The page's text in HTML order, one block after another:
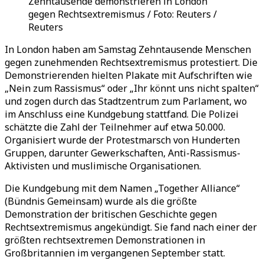
gegen Rechtsextremismus / Foto: Reuters /
Reuters
In London haben am Samstag Zehntausende Menschen
gegen zunehmenden Rechtsextremismus protestiert. Die
Demonstrierenden hielten Plakate mit Aufschriften wie
„Nein zum Rassismus“ oder „Ihr könnt uns nicht spalten“
und zogen durch das Stadtzentrum zum Parlament, wo
im Anschluss eine Kundgebung stattfand. Die Polizei
schätzte die Zahl der Teilnehmer auf etwa 50.000.
Organisiert wurde der Protestmarsch von Hunderten
Gruppen, darunter Gewerkschaften, Anti-Rassismus-
Aktivisten und muslimische Organisationen.
Die Kundgebung mit dem Namen „Together Alliance“
(Bündnis Gemeinsam) wurde als die größte
Demonstration der britischen Geschichte gegen
Rechtsextremismus angekündigt. Sie fand nach einer der
größten rechtsextremen Demonstrationen in
Großbritannien im vergangenen September statt.